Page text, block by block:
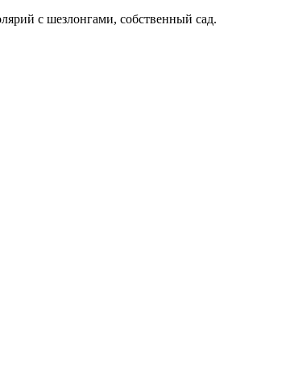
с шезлонгами, собственный сад.